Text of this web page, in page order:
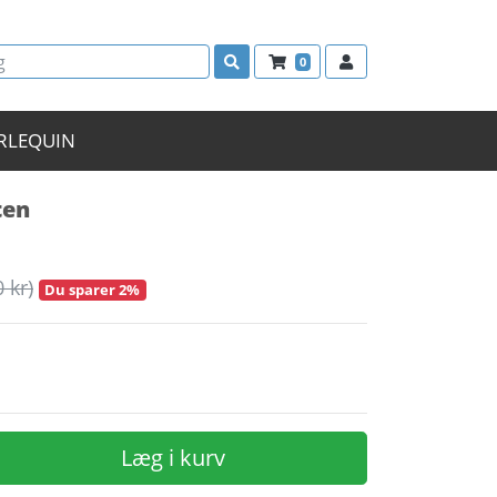
0
kr) Du sparer 2%
Læg i kurv